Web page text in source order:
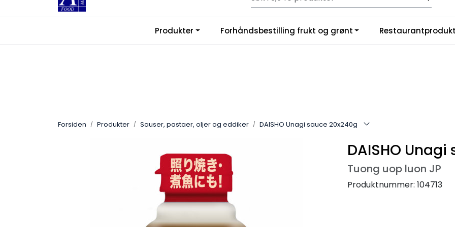
Skip to main content Velkommen til vår nye nettbutikk! Trykk her for å lese mer
Ledige stillinger | Franchise | Om oss
Produkter Forhåndsbestilling frukt og grønt
Forsiden Produkter Sauser, pastaer, oljer og eddiker DAISHO Unagi sauce 20x240g
DAISHO
Tuong uop luon JP
Produktnummer: 104713